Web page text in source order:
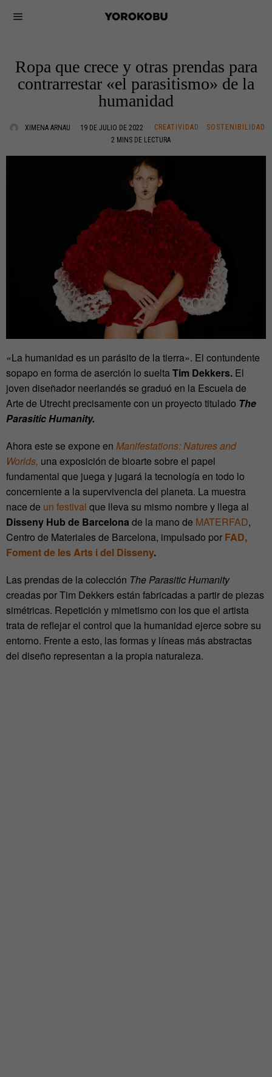
Ropa que crece y otras prendas para
contrarrestar «el parasitismo» de la
humanidad
XIMENA ARNAU 19 DE JULIO DE 2022 CREATIVIDAD · SOSTENIBILIDAD
2 MINS DE LECTURA
«La humanidad es un parásito de la tierra». El contundente
sopapo en forma de aserción lo sueltaTim Dekkers. El
joven diseñador neerlandés se graduó en la Escuela de
Arte de Utrecht precisamente con un proyecto titulado The
Parasitic Humanity.
Ahora este se expone en Manifestations: Natures and
Worlds, una exposición de bioarte sobre el papel
fundamental que juega y jugará la tecnología en todo lo
concerniente a la supervivencia del planeta. La muestra
nace de un festival que lleva su mismo nombre y llega al
Disseny Hub de Barcelona de la mano de MATERFAD,
Centro de Materiales de Barcelona, impulsado por FAD,
Foment de les Arts i del Disseny.
Las prendas de la colección The Parasitic Humanity
creadas por Tim Dekkers están fabricadas a partir de piezas
simétricas. Repetición y mimetismo con los que el artista
trata de reflejar el control que la humanidad ejerce sobre su
entorno. Frente a esto, las formas y líneas más abstractas
del diseño representan a la propia naturaleza.